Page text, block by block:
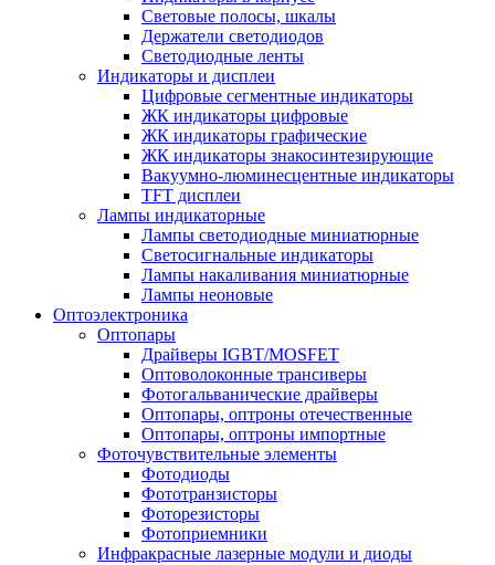
Световые полосы, шкалы
Держатели светодиодов
Светодиодные ленты
Индикаторы и дисплеи
Цифровые сегментные индикаторы
ЖК индикаторы цифровые
ЖК индикаторы графические
ЖК индикаторы знакосинтезирующие
Вакуумно-люминесцентные индикаторы
TFT дисплеи
Лампы индикаторные
Лампы светодиодные миниатюрные
Светосигнальные индикаторы
Лампы накаливания миниатюрные
Лампы неоновые
Оптоэлектроника
Оптопары
Драйверы IGBT/MOSFET
Оптоволоконные трансиверы
Фотогальванические драйверы
Оптопары, оптроны отечественные
Оптопары, оптроны импортные
Фоточувствительные элементы
Фотодиоды
Фототранзисторы
Фоторезисторы
Фотоприемники
Инфракрасные лазерные модули и диоды